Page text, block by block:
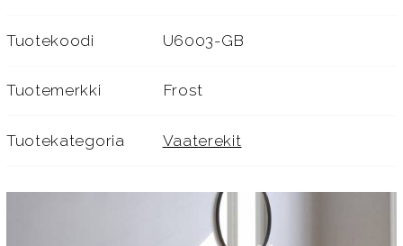
Tuotekoodi U6003-GB
Tuotemerkki Frost
Tuotekategoria Vaaterekit